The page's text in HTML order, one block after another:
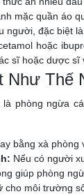
mặc quần áo
người, đặc biệt
hoặc
sĩ hoặc dược sĩ
Như Thế
phòng ngừa
bằng xà phòng
Nếu có người
giúp phòng
cho môi trường